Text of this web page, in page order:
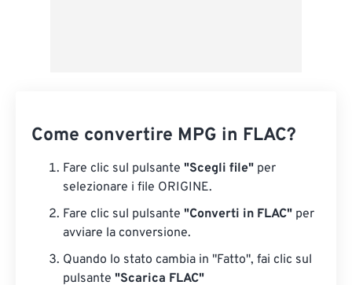
Come convertire MPG in FLAC?
Fare clic sul pulsante "Scegli file" per
selezionare i file ORIGINE.
Fare clic sul pulsante "Converti in FLAC" per
avviare la conversione.
Quando lo stato cambia in "Fatto", fai clic sul
pulsante "Scarica FLAC"